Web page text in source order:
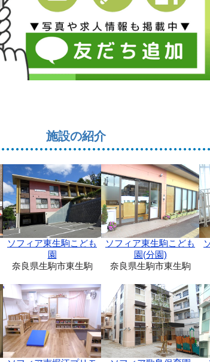
施設の紹介
ソフィア東生駒こども
園
奈良県生駒市東生駒
ソフィア東生駒こども
園(分園)
奈良県生駒市東生駒